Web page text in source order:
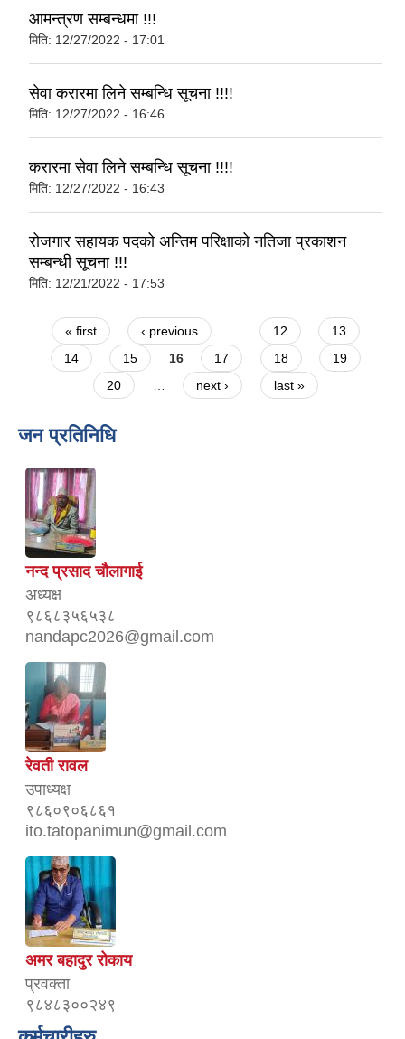
आमन्त्रण सम्बन्धमा !!!
मिति: 12/27/2022 - 17:01
सेवा करारमा लिने सम्बन्धि सूचना !!!!
मिति: 12/27/2022 - 16:46
करारमा सेवा लिने सम्बन्धि सूचना !!!!
मिति: 12/27/2022 - 16:43
रोजगार सहायक पदको अन्तिम परिक्षाको नतिजा प्रकाशन
सम्बन्धी सूचना !!!
मिति: 12/21/2022 - 17:53
Pages
« first ‹ previous 12
13
14
15 16 17 18
19
20
next › last »
जन प्रतिनिधि
नन्द प्रसाद चौलागाई
अध्यक्ष
९८६८३५६५३८
nandapc2026@gmail.com
रेवती रावल
उपाध्यक्ष
९८६०९०६८६१
ito.tatopanimun@gmail.com
अमर बहादुर रोकाय
प्रवक्ता
९८४८३००२४९